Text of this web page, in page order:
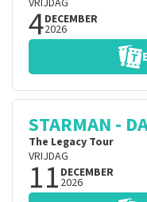
VRIJDAG
4DECEMBER
2026
STARMAN -
The Legacy Tour
VRIJDAG
11 DECEMBER
2026